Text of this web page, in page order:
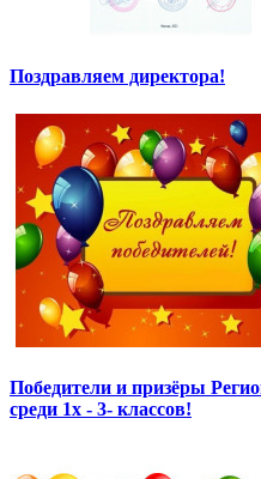
Поздравляем директора!
Победители и призёры
среди 1х - 3- классов!